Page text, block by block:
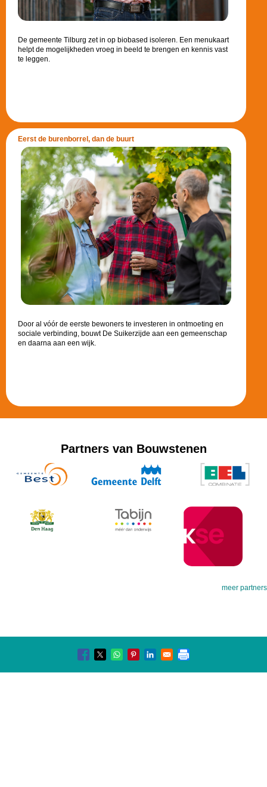
De gemeente Tilburg zet in op biobased isoleren. Een menukaart
helpt de mogelijkheden vroeg in beeld te brengen en kennis vast
te leggen.
Eerst de burenborrel, dan de buurt
Door al vóór de eerste bewoners te investeren in ontmoeting en
sociale verbinding, bouwt De Suikerzijde aan een gemeenschap
en daarna aan een wijk.
Partners van Bouwstenen
meer partners